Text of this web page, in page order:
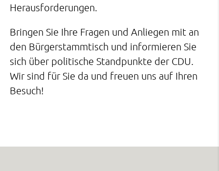
Herausforderungen.
Bringen Sie Ihre Fragen und Anliegen mit an
den Bürgerstammtisch und informieren Sie
sich über politische Standpunkte der CDU.
Wir sind für Sie da und freuen uns auf Ihren
Besuch!